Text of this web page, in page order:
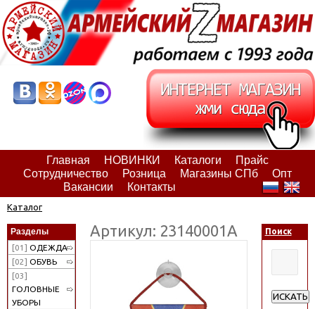
Главная НОВИНКИ Каталоги
Прайс
Сотрудничество
Розница Магазины СПб
Опт
Вакансии
Контакты
Каталог
Разделы
[01] ОДЕЖДА
[02] ОБУВЬ
[03]
ГОЛОВНЫЕ
УБОРЫ
Артикул: 23140001А Поиск
ИСКАТЬ